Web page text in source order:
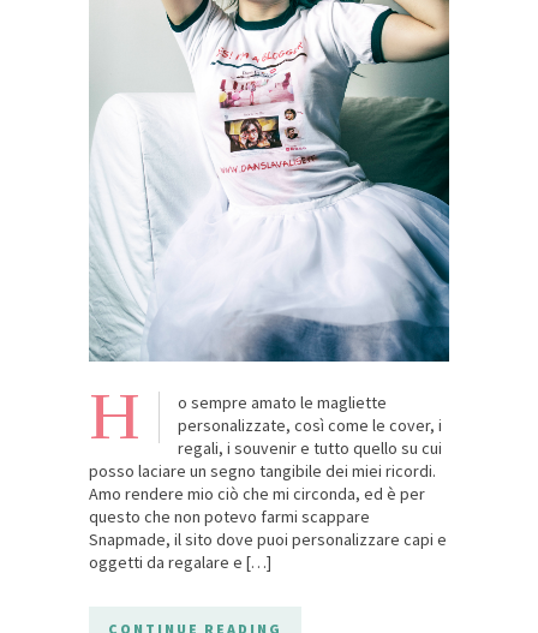
H
o sempre amato le magliette
personalizzate, così come le cover, i
regali, i souvenir e tutto quello su cui
posso laciare un segno tangibile dei miei ricordi.
Amo rendere mio ciò che mi circonda, ed è per
questo che non potevo farmi scappare
Snapmade, il sito dove puoi personalizzare capi e
oggetti da regalare e […]
CONTINUE READING